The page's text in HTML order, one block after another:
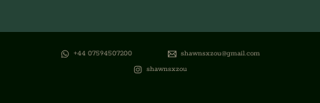
+44 07594507200
shawnsxzou@gmail.com
shawnsxzou